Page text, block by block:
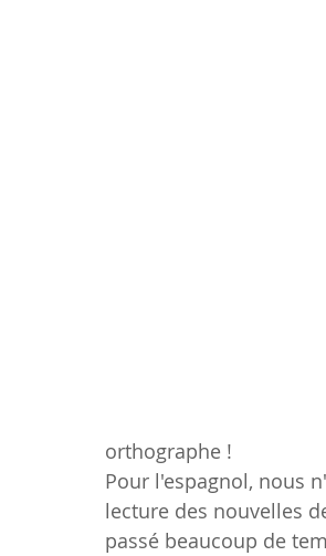
orthographe !
Pour l'espagnol, nous
lecture des nouvelles
passé beaucoup de